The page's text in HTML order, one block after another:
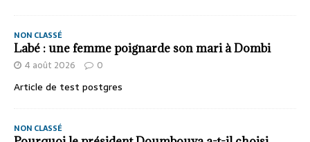
NON CLASSÉ
Labé : une femme poignarde son mari à Dombi
4 août 2026 0
Article de test postgres
NON CLASSÉ